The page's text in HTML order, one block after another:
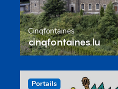
Cinqfontaines
cinqfontaines.lu
Portails